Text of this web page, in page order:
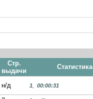
Стр.
выдачи
Статистика
н/д 1 00:00:31